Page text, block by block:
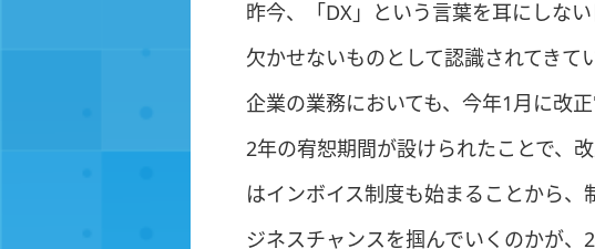
昨今、「DX」という言葉を耳にしな
欠かせないものとして認識されてきて
企業の業務においても、今年1月に改
2年の宥恕期間が設けられたことで、
はインボイス制度も始まることから
ジネスチャンスを掴んでいくのかが、